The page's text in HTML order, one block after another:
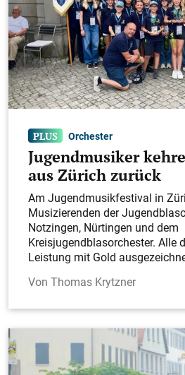
Orchester
Jugendmusiker
aus Zürich zurück
Am Jugendmusikfestival in
Musizierenden der
Notzingen, Nürtingen und dem
Kreisjugendblasorchester. Alle
Leistung mit Gold
Thomas Krytzner